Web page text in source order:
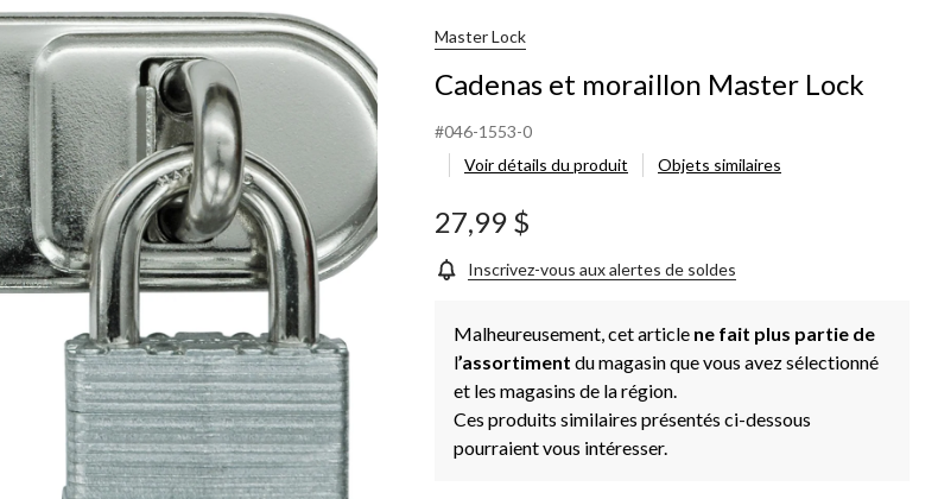
Master
Lock
Master Lock
Cadenas et moraillon Master Lock
#046-1553-0
Voir détails du produit
Objets similaires
27,99 $
Inscrivez-vous aux alertes de soldes
Malheureusement, cet article ne fait plus partie de
l’assortiment du magasin que vous avez sélectionné
et les magasins de la région.
Ces produits similaires présentés ci-dessous
pourraient vous intéresser.